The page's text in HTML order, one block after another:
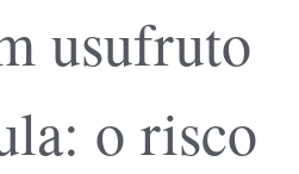
usufruto
o risco